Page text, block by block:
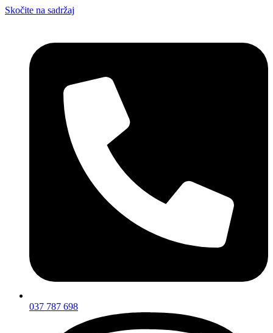
Skočite na sadržaj
037 787 698